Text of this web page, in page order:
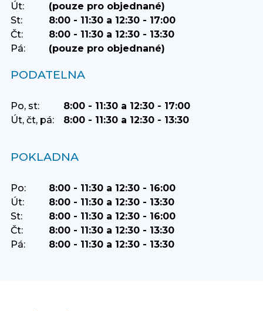
Út:
(pouze pro objednané)
St:
8:00 - 11:30 a 12:30 - 17:00
Čt:
8:00 - 11:30 a 12:30 - 13:30
Pá:
(pouze pro objednané)
PODATELNA
Po, st:
8:00 - 11:30 a 12:30 - 17:00
Út, čt, pá:
8:00 - 11:30 a 12:30 - 13:30
POKLADNA
Po:
8:00 - 11:30 a 12:30 - 16:00
Út:
8:00 - 11:30 a 12:30 - 13:30
St:
8:00 - 11:30 a 12:30 - 16:00
Čt:
8:00 - 11:30 a 12:30 - 13:30
Pá:
8:00 - 11:30 a 12:30 - 13:30